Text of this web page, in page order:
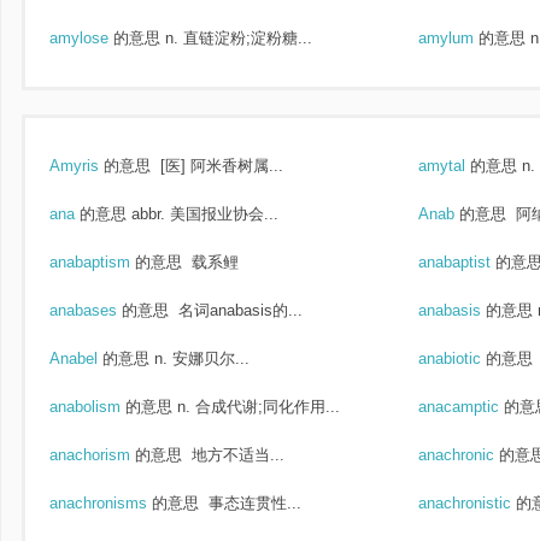
amylose 的意思 n. 直链淀粉;淀粉糖... amylum 的意思
Amyris 的意思 [医] 阿米香树属... amytal 的意思 n.
ana 的意思 abbr. 美国报业协会... Anab 的意思 阿
anabaptism 的意思 载系鲤 anabaptist 的意
anabases 的意思 名词anabasis的... anabasis 的意思
Anabel 的意思 n. 安娜贝尔... anabiotic 的意思
anabolism 的意思 n. 合成代谢;同化作用... anacamptic 的意
anachorism 的意思 地方不适当... anachronic 的意
anachronisms 的意思 事态连贯性... anachronistic 的